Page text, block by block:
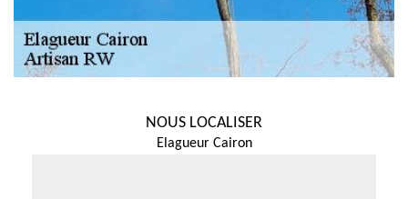
NOUS LOCALISER
Elagueur Cairon